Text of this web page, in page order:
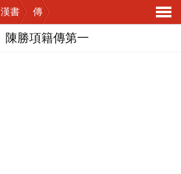
漢書
傳
導
陳勝項籍傳第一